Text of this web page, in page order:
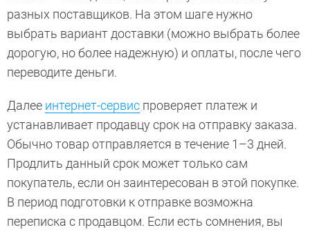
разных поставщиков. На этом шаге нужно
выбрать вариант доставки (можно выбрать более
дорогую, но более надежную) и оплаты, после чего
переводите деньги.
Далее интернет-сервис проверяет платеж и
устанавливает продавцу срок на отправку заказа.
Обычно товар отправляется в течение 1–3 дней.
Продлить данный срок может только сам
покупатель, если он заинтересован в этой покупке.
В период подготовки к отправке возможна
переписка с продавцом. Если есть сомнения, вы